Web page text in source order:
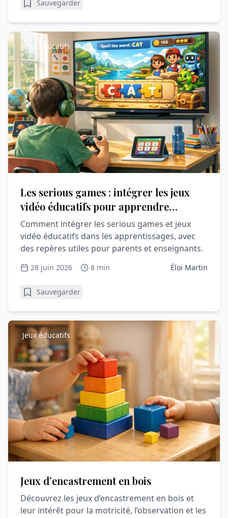
Sauvegarder
Jeux éducatifs
Les serious games : intégrer les jeux
vidéo éducatifs pour apprendre
autrement
Comment intégrer les serious games et jeux
vidéo éducatifs dans les apprentissages, avec
des repères utiles pour parents et enseignants.
28 juin 2026 8 min Éloi Martin
Sauvegarder
Jeux éducatifs
Jeux d’encastrement en bois
Découvrez les jeux d’encastrement en bois et
leur intérêt pour la motricité, l’observation et les